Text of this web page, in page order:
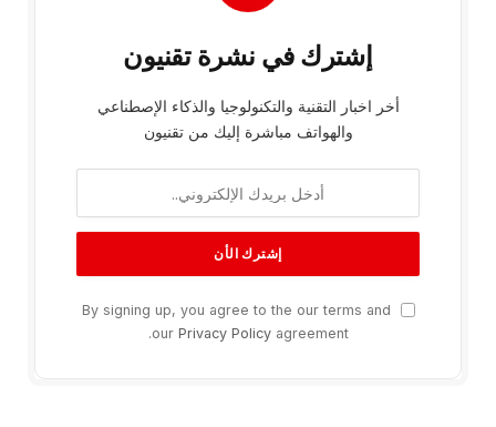
إشترك في نشرة تقنيون
أخر اخبار التقنية والتكنولوجيا والذكاء الإصطناعي
والهواتف مباشرة إليك من تقنيون
By signing up, you agree to the our terms and
our Privacy Policyagreement.